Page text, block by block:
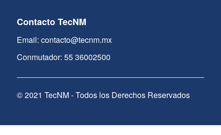
Contacto TecNM
Email: contacto@tecnm.mx
Conmutador: 55 36002500
© 2021 TecNM - Todos los Derechos Reservados